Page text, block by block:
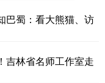
巴蜀：看大熊猫、访
吉林省名师工作室走